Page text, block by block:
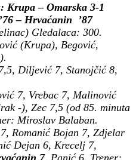
Krupa – Omarska 3-1
– Hrvaćanin ’87
Gledalaca: 300.
(Krupa), Begović,
Diljević 7, Stanojčić 8,
7, Vrebac 7, Malinović
-), Zec 7,5 (od 85. minuta
Miroslav Balaban.
Romanić Bojan 7, Zdjelar
Dejan 6, Krecelj 7,
7, Panić 6. Trener: